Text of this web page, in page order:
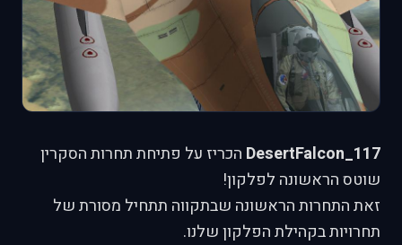
DesertFalcon_117 הכריז על פתיחת תחרות הסקרין
שוטס הראשונה לפלקון!
זאת התחרות הראשונה שבתקווה תתחיל מסורת של
תחרויות בקהילת הפלקון שלנו.